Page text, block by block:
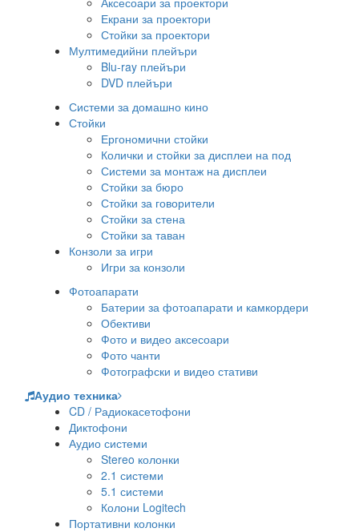
Екрани за проектори
Стойки за проектори
Мултимедийни плейъри
Blu-ray плейъри
DVD плейъри
Системи за домашно кино
Стойки
Ергономични стойки
Колички и стойки за дисплеи на под
Системи за монтаж на дисплеи
Стойки за бюро
Стойки за говорители
Стойки за стена
Стойки за таван
Конзоли за игри
Игри за конзоли
Фотоапарати
Батерии за фотоапарати и камкордери
Обективи
Фото и видео аксесоари
Фото чанти
Фотографски и видео стативи
Аудио техника
CD / Радиокасетофони
Диктофони
Аудио системи
Stereo колонки
2.1 системи
5.1 системи
Колони Logitech
Портативни колонки